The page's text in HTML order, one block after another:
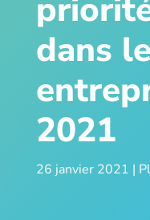
dans
2021
26 janvier 2021 |